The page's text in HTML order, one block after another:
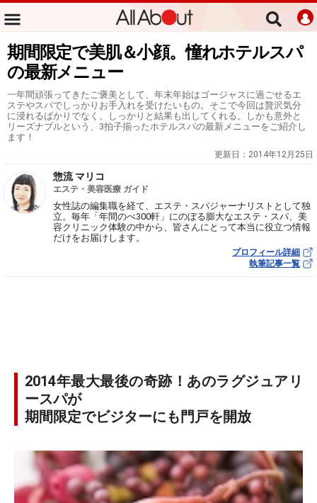
期間限定で美肌＆小顔。憧れホテルスパ
の最新メニュー
一年間頑張ってきたご褒美として、年末年始はゴージャスに過ごせるエ
ステやスパでしっかりお手入れを受けたいもの。そこで今回は贅沢気分
に浸れるばかりでなく、しっかりと結果も出してくれる。しかも意外と
リーズナブルという、3拍子揃ったホテルスパの最新メニューをご紹介し
ます！
更新日： 2014年12月25日
惣流 マリコ
エステ・美容医療 ガイド
女性誌の編集職を経て、エステ・スパジャーナリストとして独
立。毎年「年間のべ300軒」にのぼる膨大なエステ・スパ、美
容クリニック体験の中から、皆さんにとって本当に役立つ情報
だけをお届けします。
プロフィール詳細
執筆記事一覧
2014年最大最後の奇跡！あのラグジュアリ
ースパが
期間限定でビジターにも門戸を開放